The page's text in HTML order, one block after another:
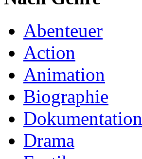
Abenteuer
Action
Animation
Biographie
Dokumentation
Drama